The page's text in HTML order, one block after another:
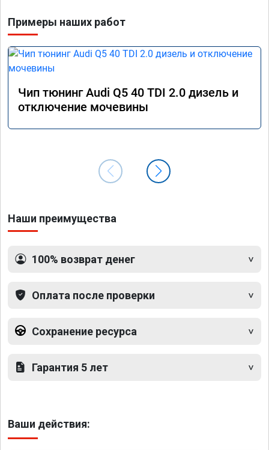
Примеры наших работ
Чип тюнинг Audi Q5 40 TDI 2.0 дизель и
отключение мочевины
Наши преимущества
100% возврат денег
Оплата после проверки
Сохранение ресурса
Гарантия 5 лет
Ваши действия: